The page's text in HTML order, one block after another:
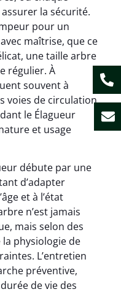
la sécurité.
pour un
maîtrise, que ce
une taille arbre
régulier. À
souvent à
voies de circulation
le Élagueur
et usage
débute par une
d’adapter
et à l’état
n’est jamais
mais selon des
physiologie de
L’entretien
préventive,
de vie des